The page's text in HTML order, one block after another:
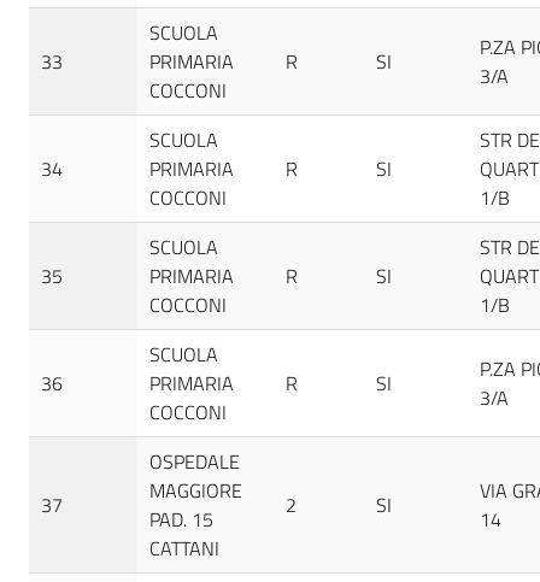
33
SCUOLA
PRIMARIA
COCCONI
R SI
P.ZA
3/A
34
SCUOLA
PRIMARIA
COCCONI
R SI
STR
1/B
35
SCUOLA
PRIMARIA
COCCONI
R SI
STR
1/B
36
SCUOLA
PRIMARIA
COCCONI
R SI
P.ZA
3/A
37
OSPEDALE
MAGGIORE
PAD. 15
CATTANI
2 SI
VIA
14